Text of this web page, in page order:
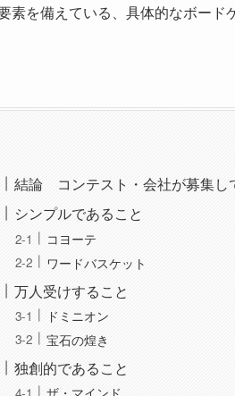
素を備えている、具体的なボー
結論 コンテスト・会社が募集し
シンプルであること
コヨーテ
ワードバスケット
万人受けすること
ドミニオン
宝石の煌き
独創的であること